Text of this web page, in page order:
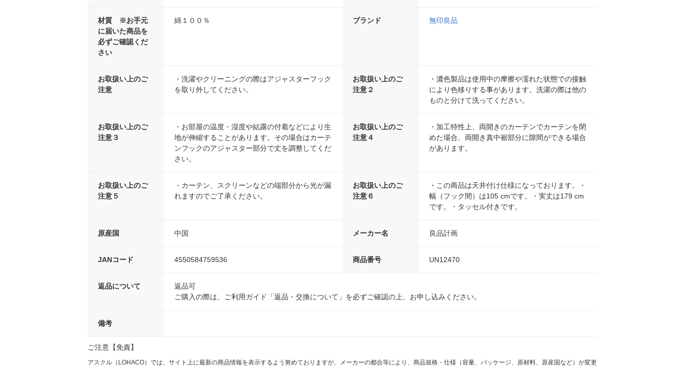
材質 ※お手元
に届いた商品を
必ずご確認くだ
さい
綿１００％ ブランド 無印良品
お取扱い上のご
注意
・洗濯やクリーニングの際はアジャスターフック
を取り外してください。
お取扱い上のご
注意２
・濃色製品は使用中の摩擦や濡れた状態での接触
により色移りする事があります。洗濯の際は他の
ものと分けて洗ってください。
お取扱い上のご
注意３
・お部屋の温度・湿度や結露の付着などにより生
地が伸縮することがあります。その場合はカーテ
ンフックのアジャスター部分で丈を調整してくだ
さい。
お取扱い上のご
注意４
・加工特性上、両開きのカーテンでカーテンを閉
めた場合、両開き真中裾部分に隙間ができる場合
があります。
お取扱い上のご
注意５
・カーテン、スクリーンなどの端部分から光が漏
れますのでご了承ください。
お取扱い上のご
注意６
・この商品は天井付け仕様になっております。・
幅（フック間）は105 cmです。・実丈は179 cm
です。・タッセル付きです。
原産国 中国 メーカー名 良品計画
JANコード 4550584759536 商品番号 UN12470
返品について
返品可
ご購入の際は、ご利用ガイド「返品・交換について」を必ずご確認の上、お申し込みください。
備考
ご注意【免責】
アスクル（LOHACO）では、サイト上に最新の商品情報を表示するよう努めておりますが、メーカーの都合等により、商品規格・仕様（容量、パッケージ、原材料、原産国など）が変更